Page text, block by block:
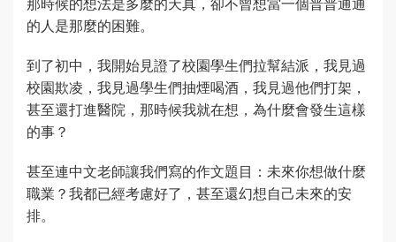
的人是那麼的困難。
到了初中，我開始見證了校園學生們拉幫結派，我見過
校園欺凌，我見過學生們抽煙喝酒，我見過他們打架，
甚至還打進醫院，那時候我就在想，為什麼會發生這樣
的事？
甚至連中文老師讓我們寫的作文題目：未來你想做什麼
職業？我都已經考慮好了，甚至還幻想自己未來的安
排。